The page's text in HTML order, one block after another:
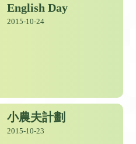
English Day
2015-10-24
小農夫計劃
2015-10-23